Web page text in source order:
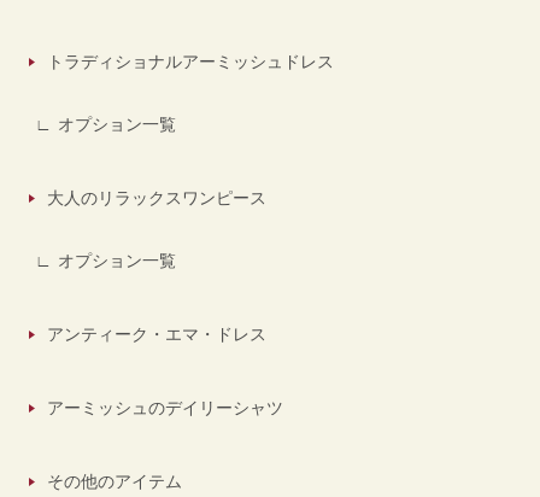
トラディショナルアーミッシュドレス
オプション一覧
大人のリラックスワンピース
オプション一覧
アンティーク・エマ・ドレス
アーミッシュのデイリーシャツ
その他のアイテム